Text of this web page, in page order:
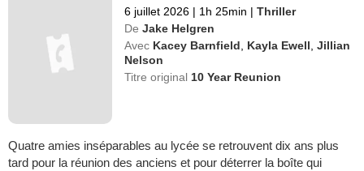
6 juillet 2026 | 1h 25min | Thriller
De Jake Helgren
Avec Kacey Barnfield Kayla Ewell ,Jillian
Nelson
Titre original 10 Year Reunion
Quatre amies inséparables au lycée se retrouvent dix ans plus
tard pour la réunion des anciens et pour déterrer la boîte qui